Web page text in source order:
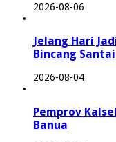
2026-08-06
Jelang Hari
Bincang
2026-08-04
Pemprov
Banua